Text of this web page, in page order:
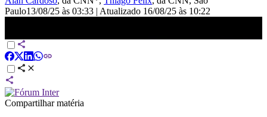
Paulo13/08/25 às 03:33 | Atualizado 16/08/25 às 10:22
Compartilhar matéria